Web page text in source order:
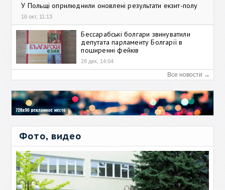
У Польщі оприлюднили оновлені результати екзит-полу
16 окт, 11:13
Бессарабські болгари звинуватили
депутата парламенту Болгарії в
поширенні фейків
28 дек, 14:04
Все новости →
Фото, видео